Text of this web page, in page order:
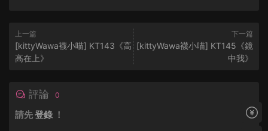
上一篇
[kittyWawa襪小喵] KT143《高
高在上》
下一篇
[kittyWawa襪小喵] KT145《鏡
中我》
評論 0
請先登錄 ！